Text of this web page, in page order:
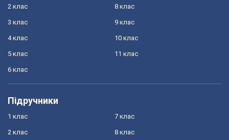
2 клас
3 клас
4 клас
5 клас
6 клас
8 клас
9 клас
10 клас
11 клас
Підручники
1 клас
2 клас
7 клас
8 клас